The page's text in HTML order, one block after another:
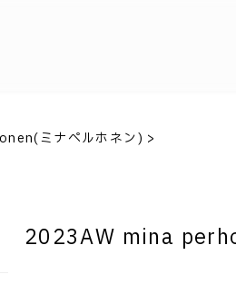
ミナペルホネン) >
2023AW mina